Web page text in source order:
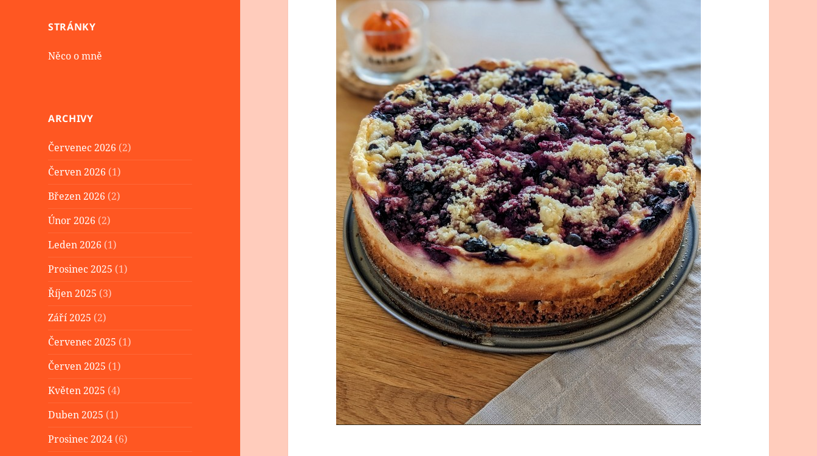
STRÁNKY
Něco o mně
ARCHIVY
Červenec 2026 (2)
Červen 2026 (1)
Březen 2026 (2)
Únor 2026 (2)
Leden 2026 (1)
Prosinec 2025 (1)
Říjen 2025 (3)
Září 2025 (2)
Červenec 2025 (1)
Červen 2025 (1)
Květen 2025 (4)
Duben 2025 (1)
Prosinec 2024 (6)